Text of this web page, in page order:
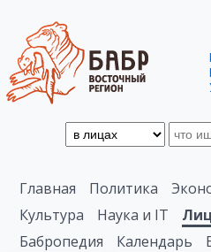
Главная Политика
Культура
Наука и IT
Бабропедия
Календарь